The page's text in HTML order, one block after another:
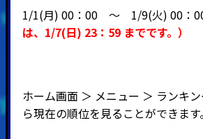
1/1(月) 00：00 ～ 1/9(火) 00：
は、1/7(日) 23：59 までです。）
ホーム画面 ＞ メニュー ＞ ランキ
ら現在の順位を見ることができます。